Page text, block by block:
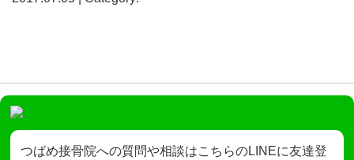
つばめ接骨院への質問や相談はこちらのLINEに友達登